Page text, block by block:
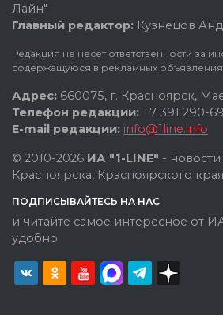
Лайн"
Главный редактор: Кузнецов
Редакция не несет ответственности за
содержащуюся в рекламных
Адрес: 660075, г. Красноярск,
Телефон редакции: +7 391 290-
E-mail редакции: info@1line.info
© 2010-2026 ИА "1-LINE" -
Красноярска, Красноярского
ПОДПИСЫВАЙТЕСЬ НА НАС
и читайте самое интересное от
удобно